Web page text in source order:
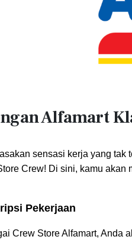
Alfamart
sensasi kerja yang
Crew! Di sini, kamu akan
Pekerjaan
Crew Store Alfamart, Anda